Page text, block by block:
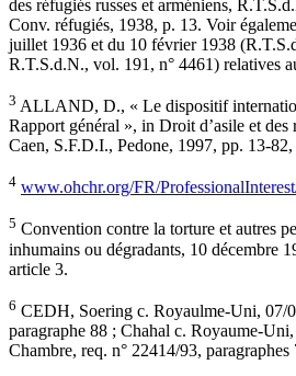
des réfugiés russes et arméniens,
Conv. réfugiés, 1938, p. 13. Voir
juillet 1936 et du 10 février 1938
R.T.S.d.N., vol. 191, n° 4461) relatives
3 ALLAND, D., « Le dispositif
Rapport général », in Droit d’asile et
Caen, S.F.D.I., Pedone, 1997, pp. 13-82,
4 www.ohchr.org/FR/
5 Convention contre la torture et autres
inhumains ou dégradants, 10 décembre
article 3.
6 CEDH, Soering c. Royaulme-Uni, 07/
paragraphe 88 ; Chahal c. Royaume-
Chambre, req. n° 22414/93,